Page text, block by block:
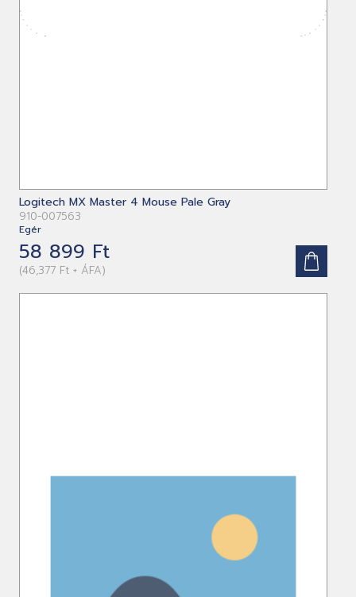
Logitech MX Master 4 Mouse Pale Gray
910-007563
Egér
58 899 Ft
(46,377 Ft + ÁFA)